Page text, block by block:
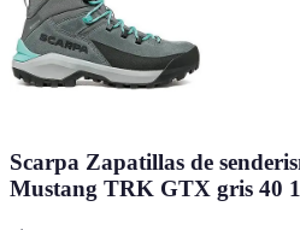
Scarpa Zapatillas de
Mustang TRK GTX gris 40